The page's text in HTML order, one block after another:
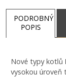
PODROBNÝ
POPIS
Nové typy kotlů
vysokou úroveň